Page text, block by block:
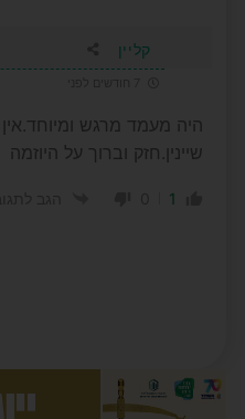
קליין
היה מעמד מרגש
שיינין.חזק וברוך על היוזמה
1